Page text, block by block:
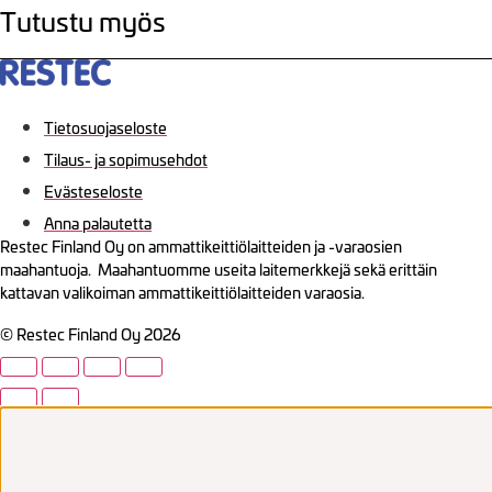
Tutustu myös
Tietosuojaseloste
Tilaus- ja sopimusehdot
Evästeseloste
Anna palautetta
Restec Finland Oy on ammattikeittiölaitteiden ja -varaosien
maahantuoja. Maahantuomme useita laitemerkkejä sekä erittäin
kattavan valikoiman ammattikeittiölaitteiden varaosia.
© Restec Finland Oy 2026